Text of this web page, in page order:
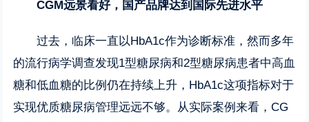
CGM远景看好，国产品牌达到国际先进水平
过去，临床一直以HbA1c作为诊断标准，然而多年
的流行病学调查发现1型糖尿病和2型糖尿病患者中高血
糖和低血糖的比例仍在持续上升，HbA1c这项指标对于
实现优质糖尿病管理远远不够。从实际案例来看，CG